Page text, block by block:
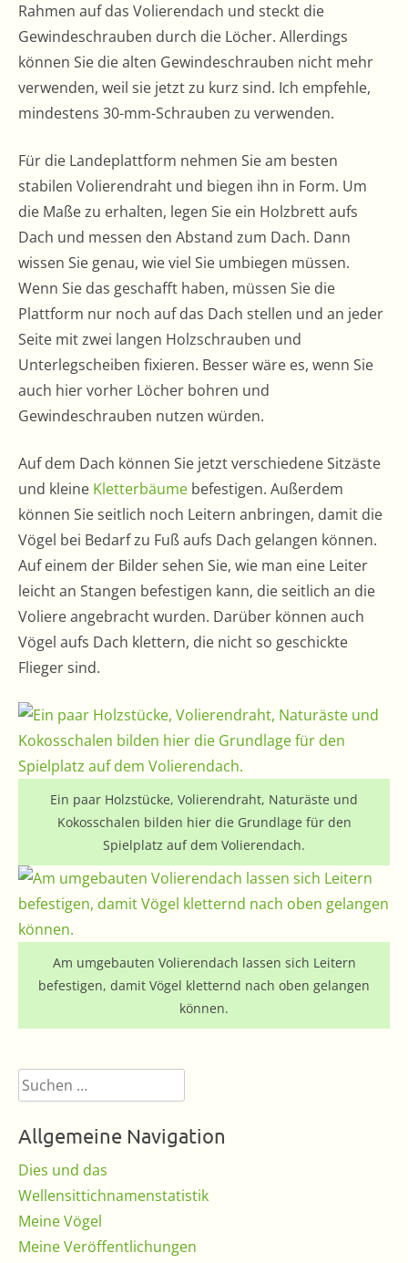
Rahmen auf das Volierendach und steckt die
Gewindeschrauben durch die Löcher. Allerdings
können Sie die alten Gewindeschrauben nicht mehr
verwenden, weil sie jetzt zu kurz sind. Ich empfehle,
mindestens 30-mm-Schrauben zu verwenden.
Für die Landeplattform nehmen Sie am besten
stabilen Volierendraht und biegen ihn in Form. Um
die Maße zu erhalten, legen Sie ein Holzbrett aufs
Dach und messen den Abstand zum Dach. Dann
wissen Sie genau, wie viel Sie umbiegen müssen.
Wenn Sie das geschafft haben, müssen Sie die
Plattform nur noch auf das Dach stellen und an jeder
Seite mit zwei langen Holzschrauben und
Unterlegscheiben fixieren. Besser wäre es, wenn Sie
auch hier vorher Löcher bohren und
Gewindeschrauben nutzen würden.
Auf dem Dach können Sie jetzt verschiedene Sitzäste
und kleine Kletterbäume befestigen. Außerdem
können Sie seitlich noch Leitern anbringen, damit die
Vögel bei Bedarf zu Fuß aufs Dach gelangen können.
Auf einem der Bilder sehen Sie, wie man eine Leiter
leicht an Stangen befestigen kann, die seitlich an die
Voliere angebracht wurden. Darüber können auch
Vögel aufs Dach klettern, die nicht so geschickte
Flieger sind.
Ein paar Holzstücke, Volierendraht, Naturäste und
Kokosschalen bilden hier die Grundlage für den
Spielplatz auf dem Volierendach.
Am umgebauten Volierendach lassen sich Leitern
befestigen, damit Vögel kletternd nach oben gelangen
können.
Suchen
nach:
Allgemeine Navigation
Dies und das
Wellensittichnamenstatistik
Meine Vögel
Meine Veröffentlichungen